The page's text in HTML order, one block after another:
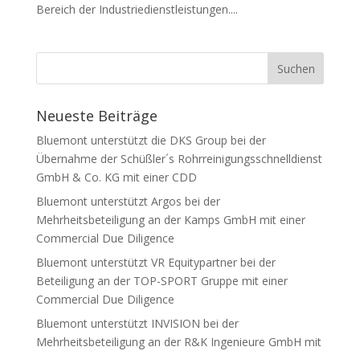
Bereich der Industriedienstleistungen....
Neueste Beiträge
Bluemont unterstützt die DKS Group bei der
Übernahme der Schüßler´s Rohrreinigungsschnelldienst
GmbH & Co. KG mit einer CDD
Bluemont unterstützt Argos bei der
Mehrheitsbeteiligung an der Kamps GmbH mit einer
Commercial Due Diligence
Bluemont unterstützt VR Equitypartner bei der
Beteiligung an der TOP-SPORT Gruppe mit einer
Commercial Due Diligence
Bluemont unterstützt INVISION bei der
Mehrheitsbeteiligung an der R&K Ingenieure GmbH mit